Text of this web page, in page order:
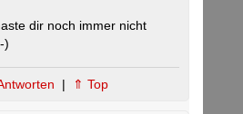
dir noch immer nicht
)
| ⇑ Top